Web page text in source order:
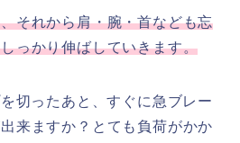
それから肩・腕・首なども忘
っかり伸ばしていきます。
切ったあと、すぐに急ブレー
来ますか？とても負荷がかか